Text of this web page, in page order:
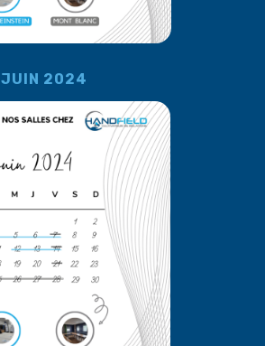
JUIN 2024